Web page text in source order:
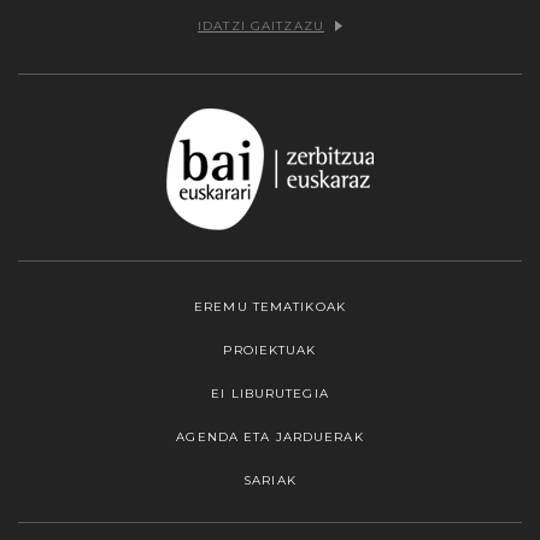
IDATZI GAITZAZU
EREMU TEMATIKOAK
PROIEKTUAK
EI LIBURUTEGIA
AGENDA ETA JARDUERAK
SARIAK